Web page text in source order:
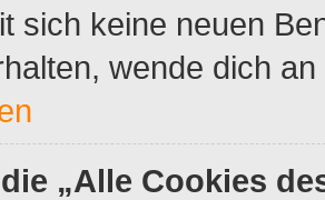
sich keine neuen
wende dich
„Alle Cookies